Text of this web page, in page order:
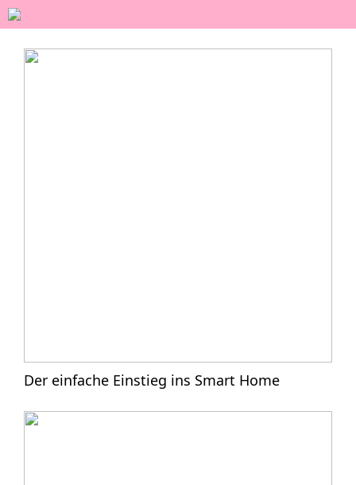
Der einfache Einstieg ins Smart Home